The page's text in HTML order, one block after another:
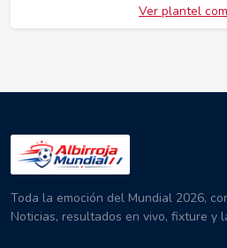
Ver plantel
Toda la emoción del Mundial 2026,
Noticias, resultados en vivo, fixture y